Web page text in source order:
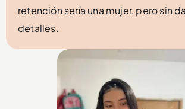
retención sería una mujer, pero sin
detalles.